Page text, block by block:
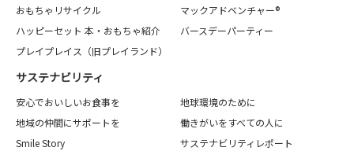
おもちゃリサイクル
マックアドベンチャー®
ハッピーセット 本・おもちゃ紹介
バースデーパーティー
プレイプレイス（旧プレイランド）
サステナビリティ
安心でおいしいお食事を
地球環境のために
地域の仲間にサポートを
働きがいをすべての人に
Smile Story
サステナビリティレポート